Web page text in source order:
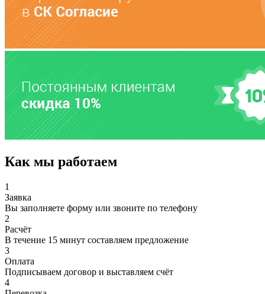
Как мы работаем
1
Заявка
Вы заполняете форму или звоните по телефону
2
Расчёт
В течение 15 минут составляем предложение
3
Оплата
Подписываем договор и выставляем счёт
4